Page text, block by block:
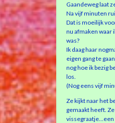
Gaandeweg laat
Na vijf minuten
Dat is moeilijk
nu afmaken waar
was?
Ik daag haar
eigen gang te
nog hoe ik bezig
los.
(Nog eens vijf
Ze kijkt naar het
gemaakt heeft.